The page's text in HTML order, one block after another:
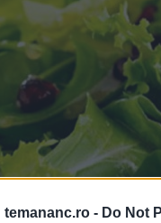
temananc.ro - Do Not